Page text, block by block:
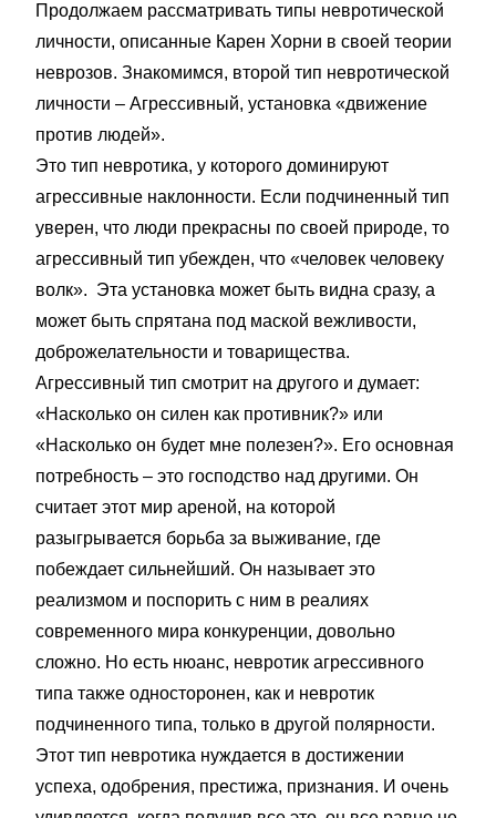
Продолжаем рассматривать типы невротической
личности, описанные Карен Хорни в своей теории
неврозов. Знакомимся, второй тип невротической
личности – Агрессивный, установка «движение
против людей».
Это тип невротика, у которого доминируют
агрессивные наклонности. Если подчиненный тип
уверен, что люди прекрасны по своей природе, то
агрессивный тип убежден, что «человек человеку
волк». Эта установка может быть видна сразу, а
может быть спрятана под маской вежливости,
доброжелательности и товарищества.
Агрессивный тип смотрит на другого и думает:
«Насколько он силен как противник?» или
«Насколько он будет мне полезен?». Его основная
потребность – это господство над другими. Он
считает этот мир ареной, на которой
разыгрывается борьба за выживание, где
побеждает сильнейший. Он называет это
реализмом и поспорить с ним в реалиях
современного мира конкуренции, довольно
сложно. Но есть нюанс, невротик агрессивного
типа также односторонен, как и невротик
подчиненного типа, только в другой полярности.
Этот тип невротика нуждается в достижении
успеха, одобрения, престижа, признания. И очень